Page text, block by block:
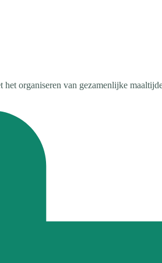
organiseren van gezamenlijke